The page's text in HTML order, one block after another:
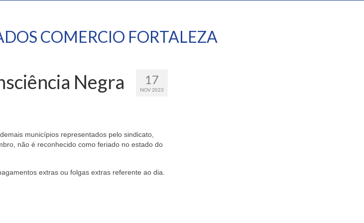
COMERCIO FORTALEZA
17
NOV 2023
Negra
municípios representados pelo sindicato,
não é reconhecido como feriado no estado do
extras ou folgas extras referente ao dia.